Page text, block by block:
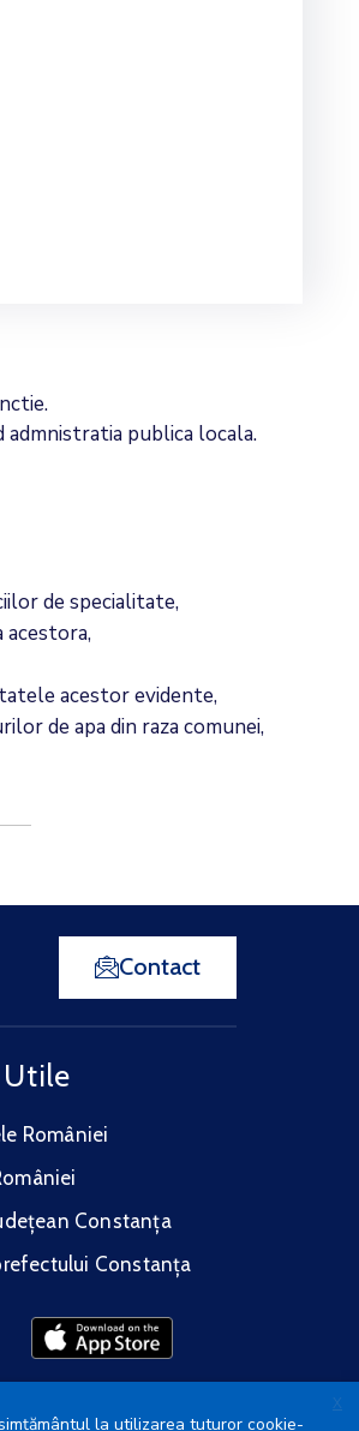
publica locala.
de specialitate,
acestor evidente,
de apa din raza comunei,
Contact
României
Constanța
Constanța
X
la utilizarea tuturor cookie-